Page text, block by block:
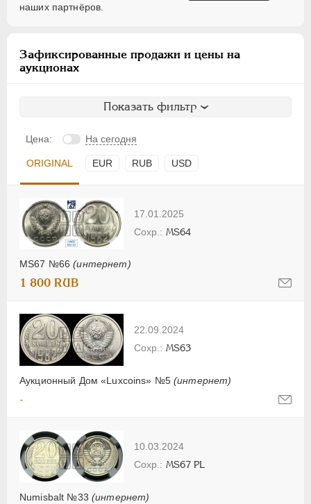
наших партнёров.
Зафиксированные продажи и цены на
аукционах
Показать фильтр
Цена: На сегодня
ORIGINAL EUR RUB USD
17.01.2025
MS67 №66(интернет)
MS64
1 800 RUB
22.09.2024
Аукционный Дом «Luxcoins» №5(интернет)
MS63
-
10.03.2024
Numisbalt №33 (интернет)
MS67 PL